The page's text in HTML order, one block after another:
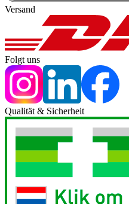
Versand
Folgt uns
Qualität & Sicherheit